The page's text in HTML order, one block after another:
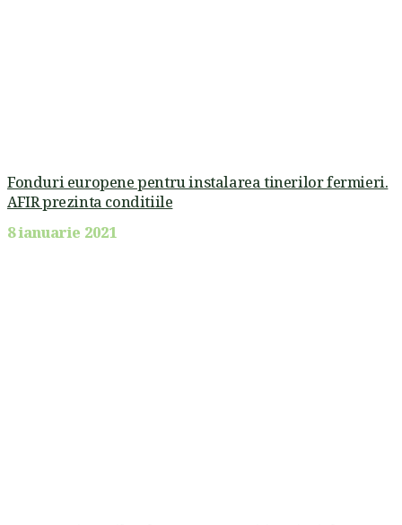
Fonduri europene pentru instalarea tinerilor fermieri.
AFIR prezinta conditiile
8 ianuarie 2021